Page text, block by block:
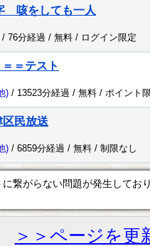
咳をしても一人
/ 76分経過 / 無料 / ログイン限定
＝テスト
) / 13523分経過 / 無料 / ポイント
区民放送
) / 6859分経過 / 無料 / 制限なし
繋がらない問題が発生してお
＞＞ページを更